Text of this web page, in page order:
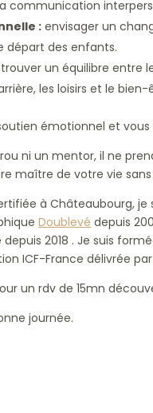
communication
: envisager un
départ des enfants.
un équilibre entre
les loisirs et le bien-
émotionnel et
ni un mentor, il ne
maître de votre vie
à Châteaubourg, je
Doublevé depuis
2018 . Je suis
ICF-France délivrée
un rdv de 15mn
journée.